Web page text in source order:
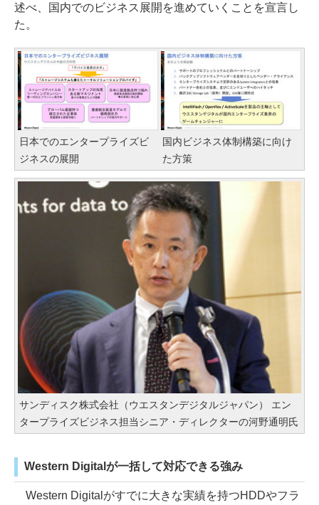
述べ、国内でのビジネス展開を進めていくことを宣言し
た。
日本でのエンタープライズビ
ジネスの展開
国内ビジネス体制構築に向け
た方策
サンディスク株式会社（ウエスタンデジタルジャパン） エン
タープライズビジネス担当シニア・ディレクターの河野通明氏
Western Digitalが一括して対応できる強み
Western Digitalがすでに大きな実績を持つHDDやフラ